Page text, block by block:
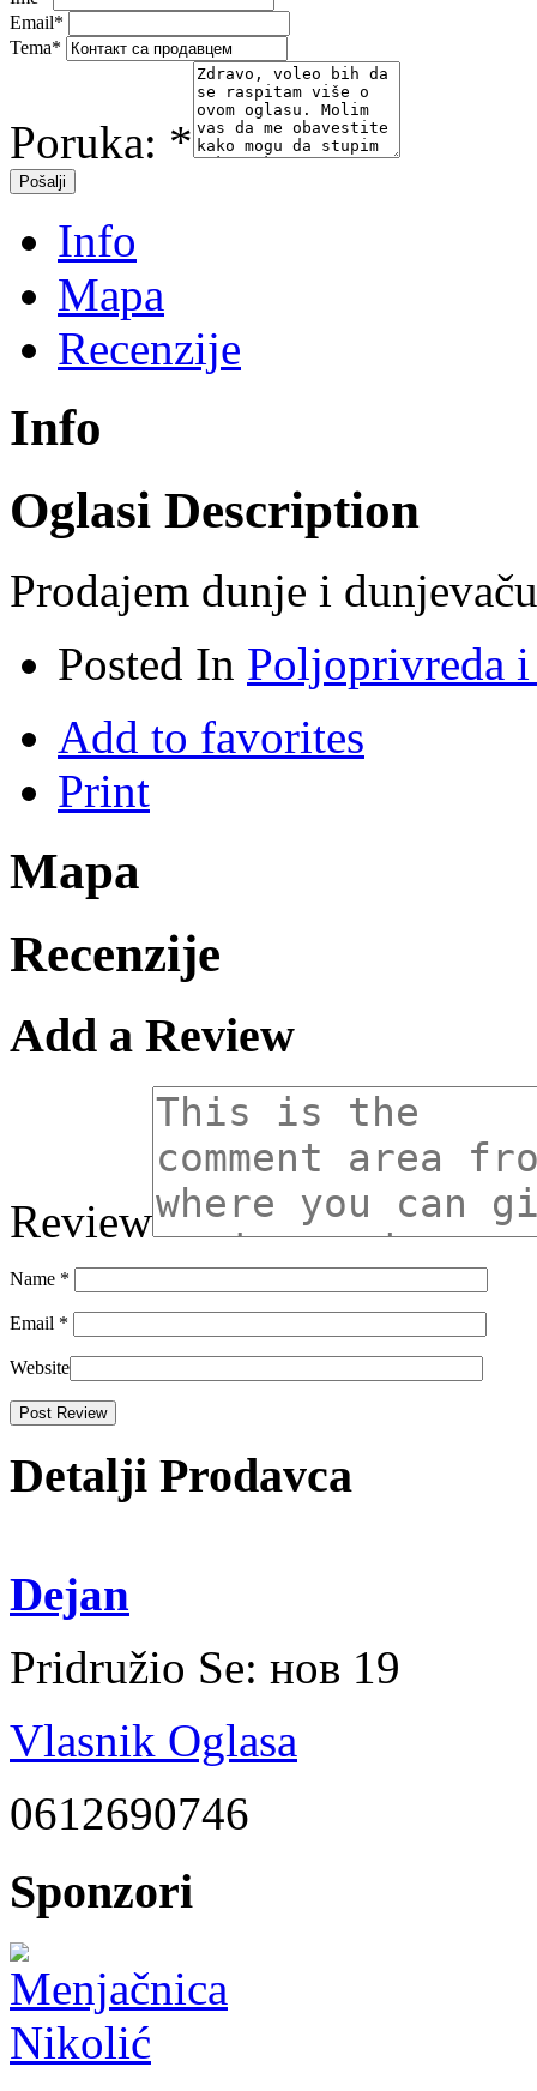
Email*
Tema*
Poruka: *
Info
Mapa
Recenzije
Info
Oglasi Description
Prodajem dunje i dunjevaču
Posted In Poljoprivreda
Add to favorites
Print
Mapa
Recenzije
Add a Review
Review
Name *
Email *
Website
Detalji Prodavca
Dejan
Pridružio Se: нов 19
Vlasnik Oglasa
0612690746
Sponzori